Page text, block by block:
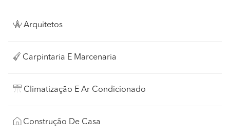
Arquitetos
Carpintaria E Marcenaria
Climatização E Ar Condicionado
Construção De Casa